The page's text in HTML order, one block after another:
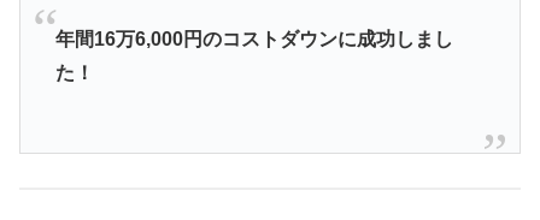
年間16万6,000円のコストダウンに成功しまし
た！